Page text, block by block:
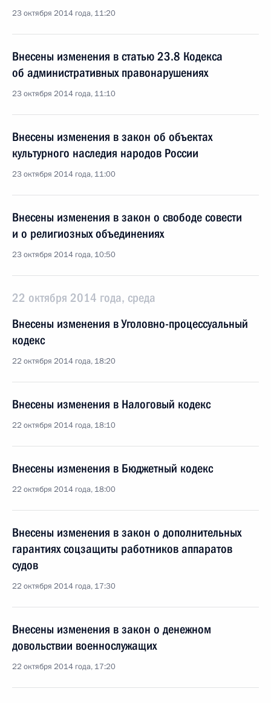
23 октября 2014 года, 11:20
Внесены изменения в статью 23.8 Кодекса
об административных правонарушениях
23 октября 2014 года, 11:10
Внесены изменения в закон об объектах
культурного наследия народов России
23 октября 2014 года, 11:00
Внесены изменения в закон о свободе совести
и о религиозных объединениях
23 октября 2014 года, 10:50
22 октября 2014 года, среда
Внесены изменения в Уголовно-процессуальный
кодекс
22 октября 2014 года, 18:20
Внесены изменения в Налоговый кодекс
22 октября 2014 года, 18:10
Внесены изменения в Бюджетный кодекс
22 октября 2014 года, 18:00
Внесены изменения в закон о дополнительных
гарантиях соцзащиты работников аппаратов
судов
22 октября 2014 года, 17:30
Внесены изменения в закон о денежном
довольствии военнослужащих
22 октября 2014 года, 17:20